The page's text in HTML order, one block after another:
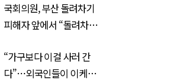
국회의원, 부산 돌려차기
피해자 앞에서 “돌려차기
“가구보다 이걸 사러 간
다”…외국인들이 이케아